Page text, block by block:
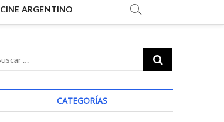
CINE ARGENTINO
CATEGORÍAS